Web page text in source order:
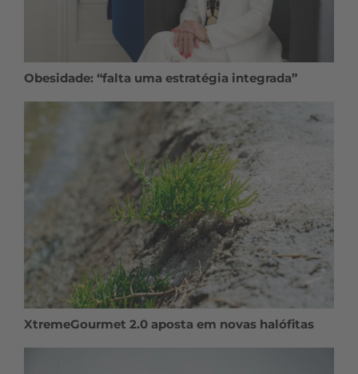
Obesidade: “falta uma estratégia integrada”
XtremeGourmet 2.0 aposta em novas halófitas